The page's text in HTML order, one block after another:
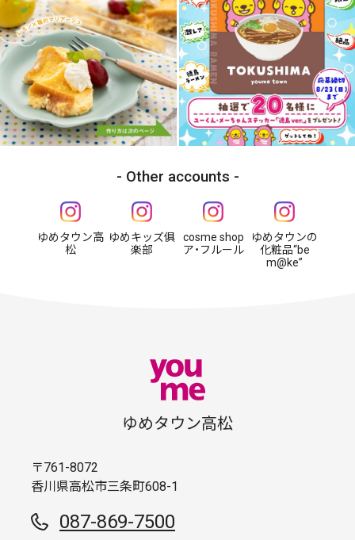
Other accounts
ゆめタウン高
松
ゆめキッズ俱
楽部
cosme shop
ア・フルール
ゆめタウンの
化粧品“be
m@ke”
ゆめタウン高松
〒761-8072
香川県高松市三条町608-1
087-869-7500